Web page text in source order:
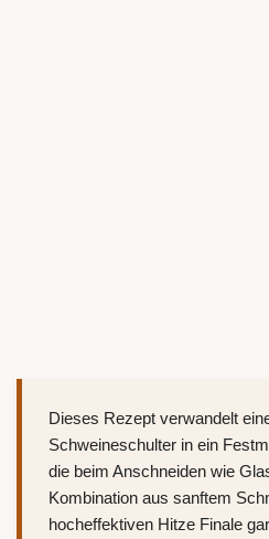
Dieses Rezept verwandelt
Schweineschulter in ein
die beim Anschneiden wie
Kombination aus sanftem
hocheffektiven Hitze Finale